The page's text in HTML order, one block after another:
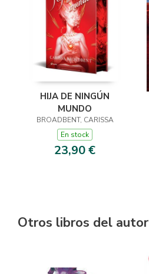
HIJA DE NINGÚN
MUNDO
BROADBENT, CARISSA
En stock
23,90 €
Otros libros del autor